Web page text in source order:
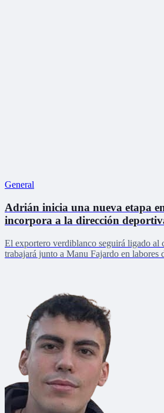
General
Adrián inicia una nueva etapa
incorpora a la dirección
El exportero verdiblanco seguirá ligado al
trabajará junto a Manu Fajardo en labores